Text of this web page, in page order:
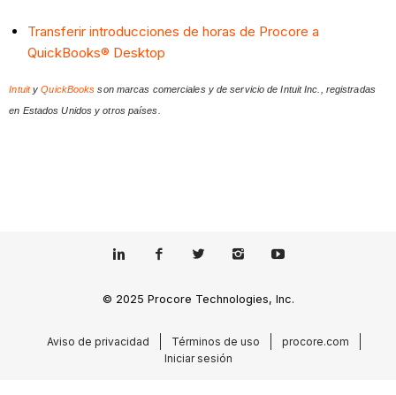
Transferir introducciones de horas de Procore a
QuickBooks® Desktop
IntuityQuickBooks son marcas comerciales y de servicio de Intuit Inc., registradas
en Estados Unidos y otros países.
© 2025 Procore Technologies, Inc.
Aviso de privacidad Términos de uso
procore.com
Iniciar sesión